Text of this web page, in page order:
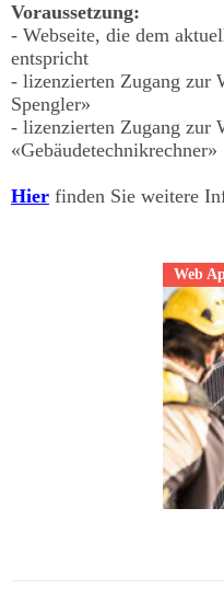
Voraussetzung:
- Webseite, die dem
entspricht
- lizenzierten Zugang zur
Spengler»
- lizenzierten Zugang zur
«Gebäudetechnikrechner»
Hier finden Sie weitere
Web